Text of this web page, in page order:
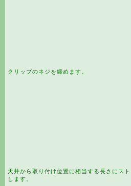
クリップのネジを締めます。
天井から取り付け位置に相当する長さにス
します。